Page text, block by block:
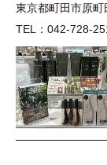
東京都町田市原
TEL：042-728-